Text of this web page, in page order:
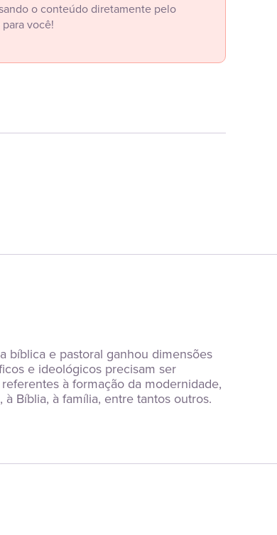
o conteúdo diretamente pelo
você!
bíblica e pastoral ganhou dimensões
e ideológicos precisam ser
à formação da modernidade,
Bíblia, à família, entre tantos outros.